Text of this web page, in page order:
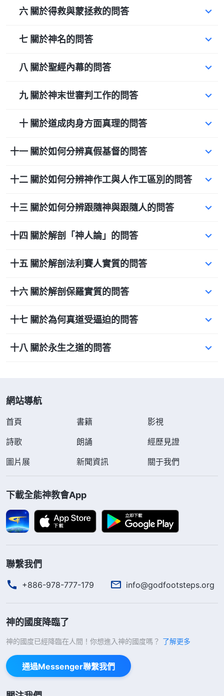
六 關於得救與蒙拯救的問答
七 關於神名的問答
八 關於聖經內幕的問答
九 關於神末世審判工作的問答
十 關於道成肉身方面真理的問答
十一 關於如何分辨真假基督的問答
十二 關於如何分辨神作工與人作工區別的問答
十三 關於如何分辨跟隨神與跟隨人的問答
十四 關於解剖「神人論」的問答
十五 關於解剖法利賽人實質的問答
十六 關於解剖保羅實質的問答
十七 關於為何真道受逼迫的問答
十八 關於永生之道的問答
網站導航
首頁 書籍
影視
詩歌
朗誦
經歷見證
圖片展
新聞資訊 關于我們
下載全能神教會App
聯繫我們
+886-978-777-179 info@godfootsteps.org
神的國度降臨了
神的國度已經降臨在人間！你想進入神的國度嗎？ 了解更多
通過Messenger聯繫我們